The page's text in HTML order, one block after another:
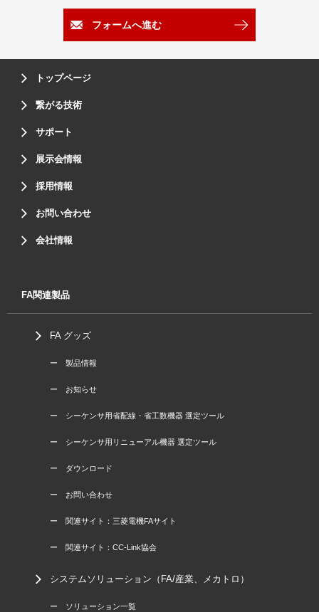
フォームへ進む
トップページ
繋がる技術
サポート
展示会情報
採用情報
お問い合わせ
会社情報
FA関連製品
FA グッズ
ー 製品情報
ー お知らせ
ー シーケンサ用省配線・省工数機器 選定ツール
ー シーケンサ用リニューアル機器 選定ツール
ー ダウンロード
ー お問い合わせ
ー 関連サイト：三菱電機FAサイト
ー 関連サイト：CC-Link協会
システムソリューション（FA/産業、メカトロ）
ー ソリューション一覧